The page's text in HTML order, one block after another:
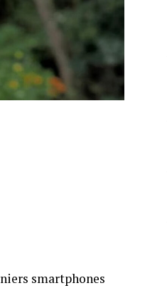
smartphones